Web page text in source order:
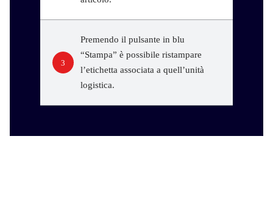
3
Premendo il pulsante in blu
“Stampa” è possibile ristampare
l’etichetta associata a quell’unità
logistica.